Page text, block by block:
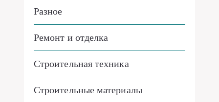
Разное
Ремонт и отделка
Строительная техника
Строительные материалы